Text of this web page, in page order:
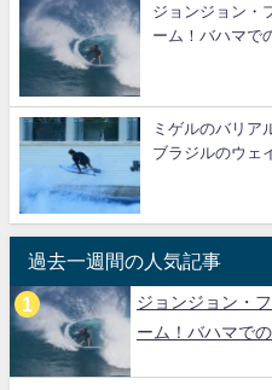
ジョンジョン・
ーム！バハマで
ミゲルのバリア
ブラジルのウェ
過去一週間の人気記事
ジョンジョン・
ーム！バハマで